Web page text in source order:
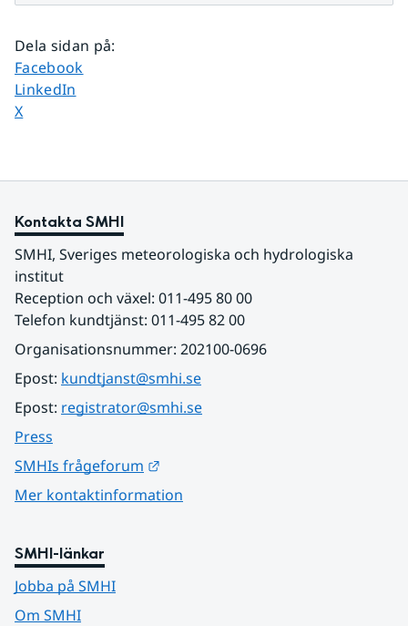
Dela sidan på:
Dela sidan på
Facebook
Dela sidan på
LinkedIn
Dela sidan på
X
Kontakta SMHI
SMHI, Sveriges meteorologiska och hydrologiska
institut
Reception och växel: 011-495 80 00
Telefon kundtjänst: 011-495 82 00
Organisationsnummer: 202100-0696
Epost: kundtjanst@smhi.se
Epost: registrator@smhi.se
Press
SMHIs frågeforum
Mer kontaktinformation
SMHI-länkar
Jobba på SMHI
Om SMHI